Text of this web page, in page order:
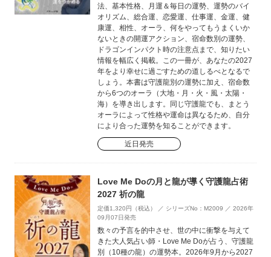
法、基本性格、月運＆毎日の運勢、運勢のバイ
オリズム、総合運、恋愛運、仕事運、金運、健
康運、相性、オーラ、何をやってもうまくいか
ないときの開運アクション、宿命数別の運勢、
ドラゴンインパクト時の注意点まで、知りたい
情報を幅広く掲載。この一冊が、あなたの2027
年をより幸せに過ごすための道しるべとなるで
しょう。本書は守護龍別の運勢に加え、宿命数
から6つのオーラ（大地・月・火・風・太陽・
海）を導き出します。同じ守護龍でも、まとう
オーラによって性格や運命は異なるため、自分
により合った運勢を知ることができます。
近日発売
Love Me Doの月と龍が導く守護龍占術
2027 祈の龍
定価1,320円（税込） ／ シリーズNo：M2009 ／ 2026年
09月07日発売
数々の予言を的中させ、世の中に衝撃を与えて
きた大人気占い師・Love Me Doが占う、守護龍
別（10種の龍）の運勢本。2026年9月から2027